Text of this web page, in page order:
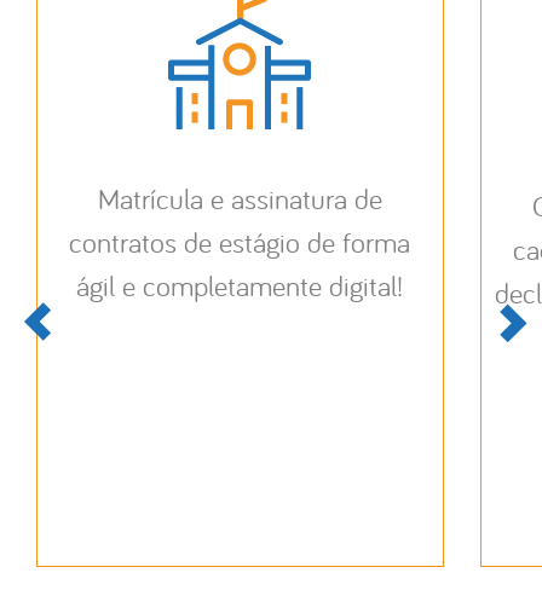
Matrícula e assinatura de
contratos de estágio de forma
ágil e completamente digital!